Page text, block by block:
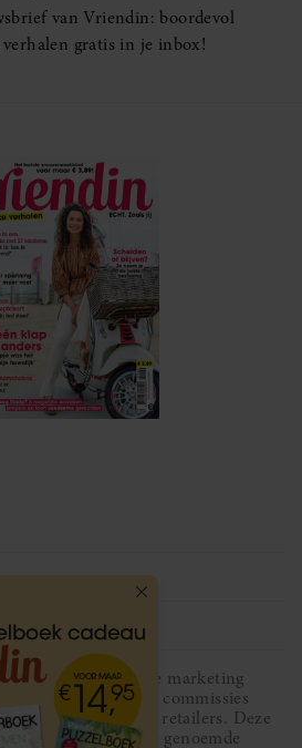
van Vriendin: boordevol
gratis in je inbox!
in diverse affiliate marketing
in dat Vriendin commissies
middels links van retailers. Deze
door de genoemde